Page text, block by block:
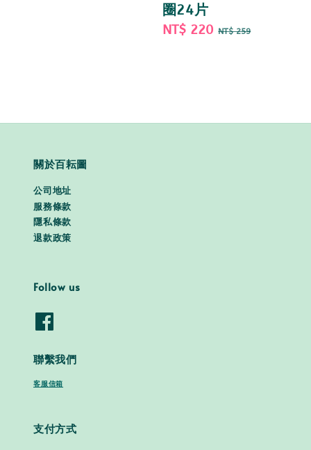
圈24片
Sale
NT$ 220 Regular
NT$ 259
關於百耘圖
公司地址
服務條款
隱私條款
退款政策
Follow us
聯繫我們
客服信箱
支付方式